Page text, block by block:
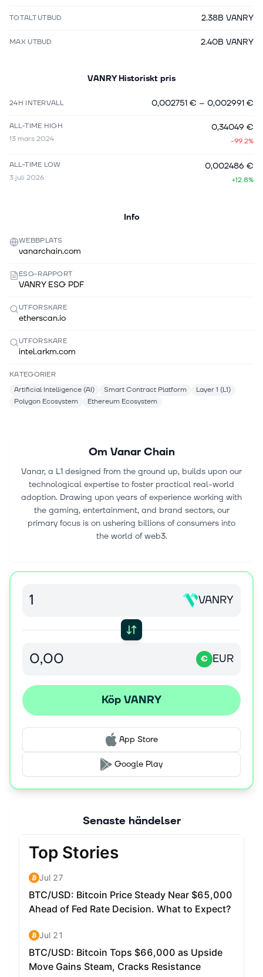
TOTALT UTBUD 2.38B VANRY
MAX UTBUD 2.40B VANRY
VANRY Historiskt pris
24H INTERVALL 0,002751 € – 0,002991 €
ALL-TIME HIGH
13 mars 2024
0,34049 €
-99.2%
ALL-TIME LOW
3 juli 2026
0,002486 €
+12.8%
Info
WEBBPLATS
vanarchain.com
ESG-RAPPORT
VANRY ESG PDF
UTFORSKARE
etherscan.io
UTFORSKARE
intel.arkm.com
KATEGORIER
Artificial Intelligence (AI)
Smart Contract Platform
Layer 1 (L1)
Polygon Ecosystem
Ethereum Ecosystem
Om Vanar Chain
Vanar, a L1 designed from the ground up, builds upon our
technological expertise to foster practical real-world
adoption. Drawing upon years of experience working with
the gaming, entertainment, and brand sectors, our
primary focus is on ushering billions of consumers into
the world of web3.
VANRY
€ EUR
Köp VANRY
App Store
Google Play
Senaste händelser